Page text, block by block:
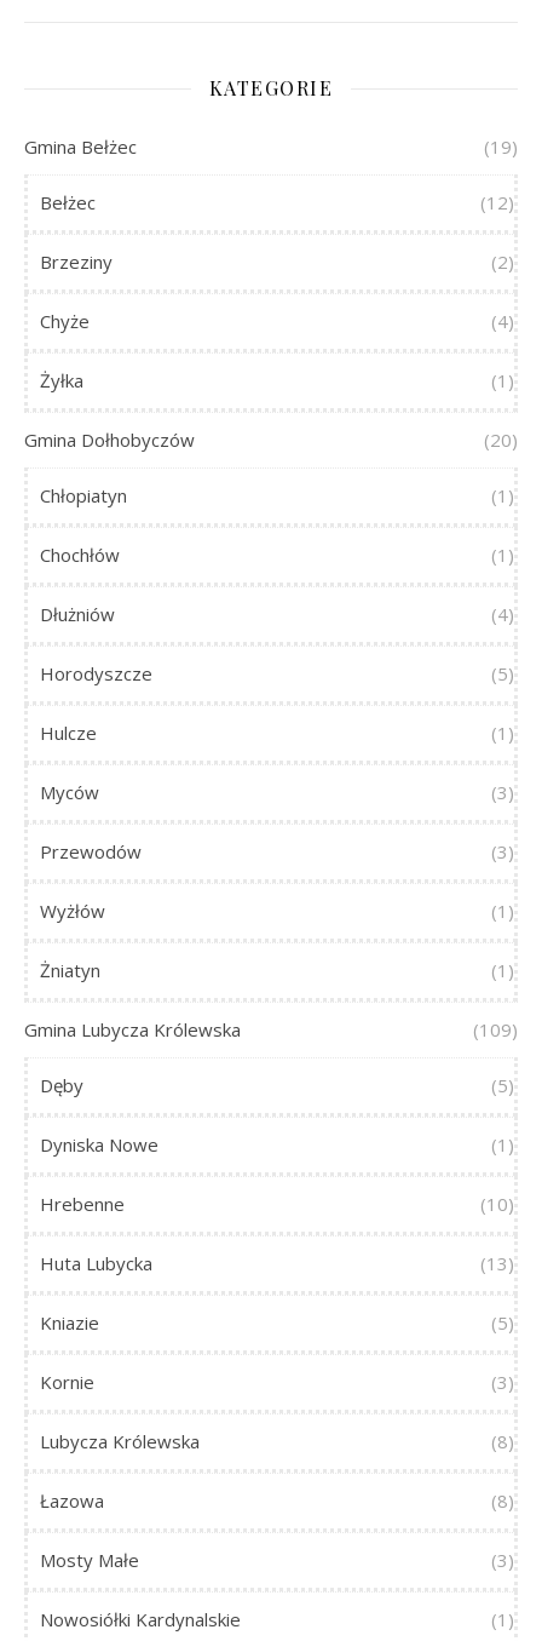
KATEGORIE
Gmina Bełżec (19)
Bełżec (12)
Brzeziny (2)
Chyże (4)
Żyłka (1)
Gmina Dołhobyczów (20)
Chłopiatyn (1)
Chochłów (1)
Dłużniów (4)
Horodyszcze (5)
Hulcze (1)
Myców (3)
Przewodów (3)
Wyżłów (1)
Żniatyn (1)
Gmina Lubycza Królewska (109)
Dęby (5)
Dyniska Nowe (1)
Hrebenne (10)
Huta Lubycka (13)
Kniazie (5)
Kornie (3)
Lubycza Królewska (8)
Łazowa (8)
Mosty Małe (3)
Nowosiółki Kardynalskie (1)